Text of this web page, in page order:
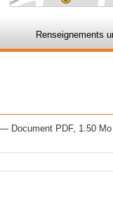
Renseignements
— Document PDF, 1.50 Mo